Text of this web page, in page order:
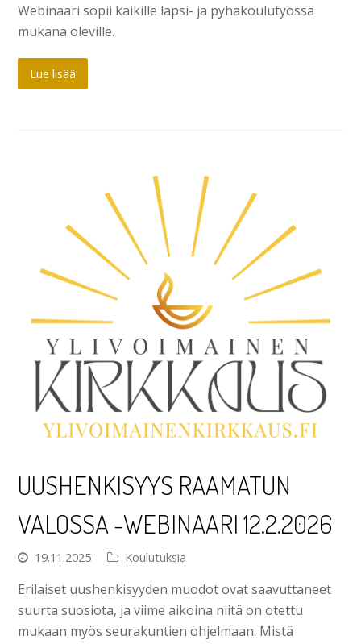
Webinaari sopii kaikille lapsi- ja pyhäkoulutyössä
mukana oleville.
Lue lisää
UUSHENKISYYS RAAMATUN
VALOSSA -WEBINAARI 12.2.2026
19.11.2025 Koulutuksia
Erilaiset uushenkisyyden muodot ovat saavuttaneet
suurta suosiota, ja viime aikoina niitä on otettu
mukaan myös seurakuntien ohjelmaan. Mistä